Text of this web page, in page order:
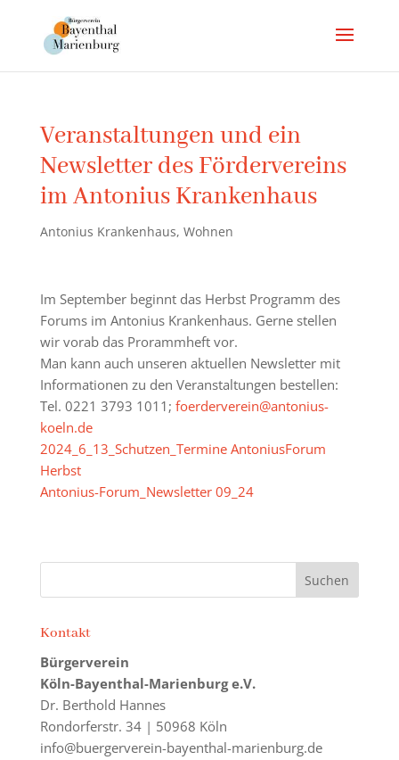
Veranstaltungen und ein
Newsletter des Fördervereins
im Antonius Krankenhaus
Antonius Krankenhaus, Wohnen
Im September beginnt das Herbst Programm des
Forums im Antonius Krankenhaus. Gerne stellen
wir vorab das Prorammheft vor.
Man kann auch unseren aktuellen Newsletter mit
Informationen zu den Veranstaltungen bestellen:
Tel. 0221 3793 1011; foerderverein@antonius-
koeln.de
2024_6_13_Schutzen_Termine AntoniusForum
Herbst
Antonius-Forum_Newsletter 09_24
Kontakt
Bürgerverein
Köln-Bayenthal-Marienburg e.V.
Dr. Berthold Hannes
Rondorferstr. 34 | 50968 Köln
info@buergerverein-bayenthal-marienburg.de